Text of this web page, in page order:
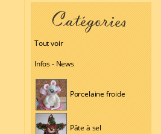
Tout voir
Infos - News
Porcelaine froide
Pâte à sel